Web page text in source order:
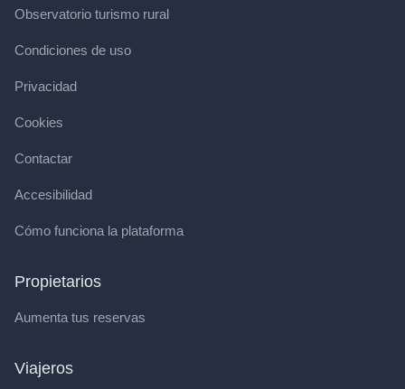
Observatorio turismo rural
Condiciones de uso
Privacidad
Cookies
Contactar
Accesibilidad
Cómo funciona la plataforma
Propietarios
Aumenta tus reservas
Viajeros